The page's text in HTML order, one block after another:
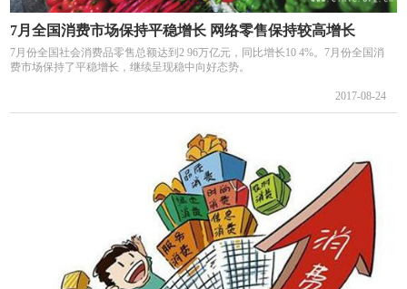
7月全国消费市场保持平稳增长 网络零售保持较高增长
7月份全国社会消费品零售总额达到2 96万亿元，同比增长10 4%。7月份全国消
费市场保持了平稳增长，继续呈现稳中向好态势。
2017-08-24